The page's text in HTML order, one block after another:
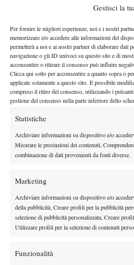
Gestisci la
Per fornire le migliori esperienze, noi e i nostri
memorizzare e/o accedere alle informazioni del
permetterà a noi e ai nostri partner di elaborare dati
navigazione o gli ID univoci su questo sito e di
acconsentire o ritirare il consenso può influire
Clicca qui sotto per acconsentire a quanto sopra o
applicate solamente a questo sito. È possibile
compreso il ritiro del consenso, utilizzando i
gestione del consenso nella parte inferiore dello
Statistiche
Archiviare informazioni su dispositivo e/o
Misurare le prestazioni dei contenuti,
combinazione di dati provenienti da fonti diverse.
Marketing
Archiviare informazioni su dispositivo e/o
della pubblicità, Creare profili per la pubblicità
selezione di pubblicità personalizzata, Creare
Utilizzare profili per la selezione di contenuti
Funzionalità
Redazione
… 194 196 197
Facebook